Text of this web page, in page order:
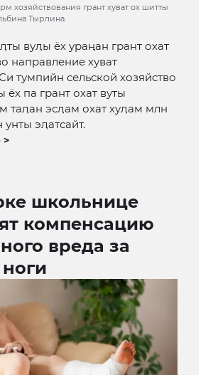
хозяйствования грант хуват ох шитты
Тырлина.
вуӆы ёх ураңан грант охат
направление хуват
тумпийн сельской хозяйство
ёх па грант охат вуты
таӆан эсӆам охат хуӆам млн
эӆатсайт.
>
школьнице
компенсацию
вреда за